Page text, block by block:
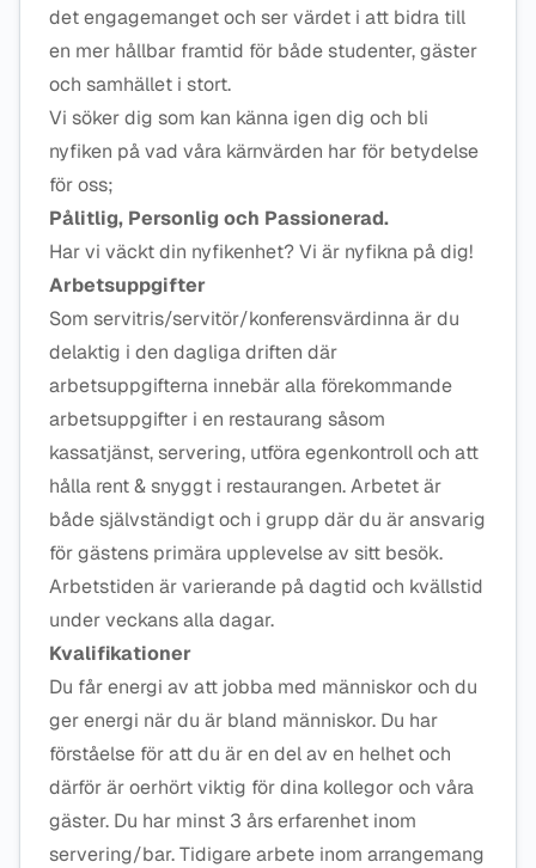
det engagemanget och ser värdet i att bidra till
en mer hållbar framtid för både studenter, gäster
och samhället i stort.
Vi söker dig som kan känna igen dig och bli
nyfiken på vad våra kärnvärden har för betydelse
för oss;
Pålitlig, Personlig och Passionerad.
Har vi väckt din nyfikenhet? Vi är nyfikna på dig!
Arbetsuppgifter
Som servitris/servitör/konferensvärdinna är du
delaktig i den dagliga driften där
arbetsuppgifterna innebär alla förekommande
arbetsuppgifter i en restaurang såsom
kassatjänst, servering, utföra egenkontroll och att
hålla rent & snyggt i restaurangen. Arbetet är
både självständigt och i grupp där du är ansvarig
för gästens primära upplevelse av sitt besök.
Arbetstiden är varierande på dagtid och kvällstid
under veckans alla dagar.
Kvalifikationer
Du får energi av att jobba med människor och du
ger energi när du är bland människor. Du har
förståelse för att du är en del av en helhet och
därför är oerhört viktig för dina kollegor och våra
gäster. Du har minst 3 års erfarenhet inom
servering/bar. Tidigare arbete inom arrangemang